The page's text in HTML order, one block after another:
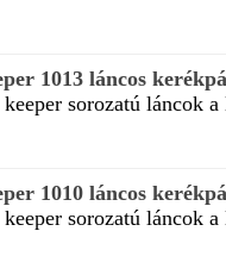
1013 láncos
sorozatú láncok
1010 láncos
sorozatú láncok